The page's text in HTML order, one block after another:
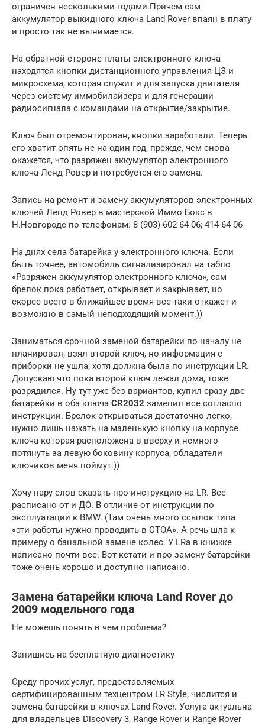
ограничен несколькими годами.Причем сам
аккумулятор выкидного ключа Land Rover впаян в плату
и просто так не вынимается.
На обратной стороне платы электронного ключа
находятся кнопки дистанционного управления ЦЗ и
микросхема, которая служит и для запуска двигателя
через систему иммобилайзера и для генерации
радиосигнала с командами на открытие/закрытие.
Ключ был отремонтирован, кнопки заработали. Теперь
его хватит опять не на один год, прежде, чем снова
окажется, что разряжен аккумулятор электронного
ключа Ленд Ровер и потребуется его замена.
Запись на ремонт и замену аккумуляторов электронных
ключей Ленд Ровер в мастерской Иммо Бокс в
Н.Новгороде по телефонам: 8 (903) 602-64-06; 414-64-06
На днях села батарейка у электронного ключа. Если
быть точнее, автомобиль сигнализировал на табло
«Разряжен аккумулятор электронного ключа», сам
брелок пока работает, открывает и закрывает, но
скорее всего в ближайшее время все-таки откажет и
возможно в самый неподходящий момент.))
Заниматься срочной заменой батарейки по началу не
планировал, взял второй ключ, но информация с
приборки не ушла, хотя должна была по инструкции LR.
Допускаю что пока второй ключ лежал дома, тоже
разрядился. Ну тут уже без вариантов, купил сразу две
батарейки в оба ключа CR2032 заменил все согласно
инструкции. Брелок открываться достаточно легко,
нужно лишь нажать на маленькую кнопку на корпусе
ключа которая расположена в вверху и немного
потянуть за левую боковину корпуса, обладатели
ключиков меня поймут.))
Хочу пару слов сказать про инструкцию на LR. Все
расписано от и ДО. В отличие от инструкции по
эксплуатации к BMW. (Там очень много ссылок типа
«эти работы нужно проводить в СТОА». А речь шла к
примеру о банальной замене колес. У LRа в книжке
написано почти все. Вот кстати и про замену батарейки
тоже очень хорошо и доступно написано.
Замена батарейки ключа Land Rover до
2009 модельного года
Не можешь понять в чем проблема?
Запишись на бесплатную диагностику
Среду прочих услуг, предоставляемых
сертифицированным техцентром LR Style, числится и
замена батарейки в ключах Land Rover. Услуга актуальна
для владельцев Discovery 3, Range Rover и Range Rover